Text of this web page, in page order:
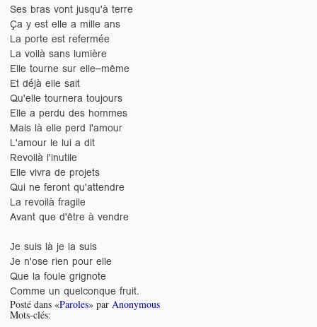
Ses bras vont jusqu'à terre
Ça y est elle a mille ans
La porte est refermée
La voilà sans lumière
Elle tourne sur elle–même
Et déjà elle sait
Qu'elle tournera toujours
Elle a perdu des hommes
Mais là elle perd l'amour
L'amour le lui a dit
Revoilà l'inutile
Elle vivra de projets
Qui ne feront qu'attendre
La revoilà fragile
Avant que d'être à vendre
Je suis là je la suis
Je n'ose rien pour elle
Que la foule grignote
Comme un quelconque fruit.
Posté dans «Paroles» par Anonymous
Mots-clés: